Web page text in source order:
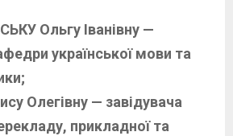
Ольгу Іванівну —
української мови та
Олегівну — завідувача
прикладної та